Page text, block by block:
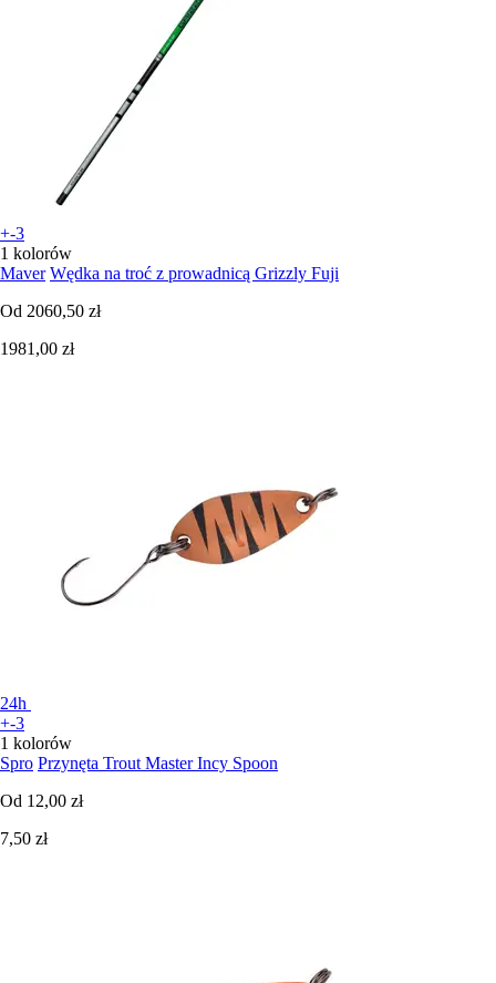
+-3
1 kolorów
Maver Wędka na troć z prowadnicą Grizzly Fuji
Od 2060,50 zł
1981,00 zł
24h
+-3
1 kolorów
Spro Przynęta Trout Master Incy Spoon
Od 12,00 zł
7,50 zł